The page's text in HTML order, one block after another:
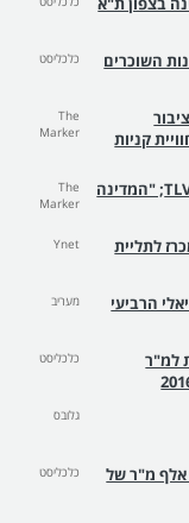
השוכרים
כלכליסט
קניות
The
Marker
מנכ"ל ביג שוקל להיכנס כשותף בקניון TLV; "המדינה
The
Marker
לתליית
Ynet
מעריב
למ"ר
כלכליסט
גלובס
הקניונים: איך שורדים בתוך 214 אלף מ"ר של
כלכליסט